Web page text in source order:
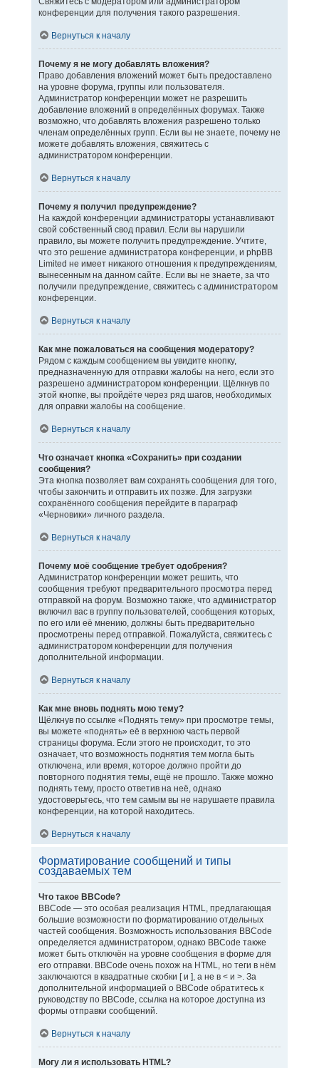
конференции для получения такого разрешения.
Вернуться к началу
Почему я не могу добавлять вложения?
Право добавления вложений может быть предоставлено
на уровне форума, группы или пользователя.
Администратор конференции может не разрешить
добавление вложений в определённых форумах. Также
возможно, что добавлять вложения разрешено только
членам определённых групп. Если вы не знаете, почему не
можете добавлять вложения, свяжитесь с
администратором конференции.
Вернуться к началу
Почему я получил предупреждение?
На каждой конференции администраторы устанавливают
свой собственный свод правил. Если вы нарушили
правило, вы можете получить предупреждение. Учтите,
что это решение администратора конференции, и phpBB
Limited не имеет никакого отношения к предупреждениям,
вынесенным на данном сайте. Если вы не знаете, за что
получили предупреждение, свяжитесь с администратором
конференции.
Вернуться к началу
Как мне пожаловаться на сообщения модератору?
Рядом с каждым сообщением вы увидите кнопку,
предназначенную для отправки жалобы на него, если это
разрешено администратором конференции. Щёлкнув по
этой кнопке, вы пройдёте через ряд шагов, необходимых
для оправки жалобы на сообщение.
Вернуться к началу
Что означает кнопка «Сохранить» при создании
сообщения?
Эта кнопка позволяет вам сохранять сообщения для того,
чтобы закончить и отправить их позже. Для загрузки
сохранённого сообщения перейдите в параграф
«Черновики» личного раздела.
Вернуться к началу
Почему моё сообщение требует одобрения?
Администратор конференции может решить, что
сообщения требуют предварительного просмотра перед
отправкой на форум. Возможно также, что администратор
включил вас в группу пользователей, сообщения которых,
по его или её мнению, должны быть предварительно
просмотрены перед отправкой. Пожалуйста, свяжитесь с
администратором конференции для получения
дополнительной информации.
Вернуться к началу
Как мне вновь поднять мою тему?
Щёлкнув по ссылке «Поднять тему» при просмотре темы,
вы можете «поднять» её в верхнюю часть первой
страницы форума. Если этого не происходит, то это
означает, что возможность поднятия тем могла быть
отключена, или время, которое должно пройти до
повторного поднятия темы, ещё не прошло. Также можно
поднять тему, просто ответив на неё, однако
удостоверьтесь, что тем самым вы не нарушаете правила
конференции, на которой находитесь.
Вернуться к началу
Форматирование сообщений и типы
создаваемых тем
Что такое BBCode?
BBCode — это особая реализация HTML, предлагающая
большие возможности по форматированию отдельных
частей сообщения. Возможность использования BBCode
определяется администратором, однако BBCode также
может быть отключён на уровне сообщения в форме для
его отправки. BBCode очень похож на HTML, но теги в нём
заключаются в квадратные скобки [ и ], а не в < и >. За
дополнительной информацией о BBCode обратитесь к
руководству по BBCode, ссылка на которое доступна из
формы отправки сообщений.
Вернуться к началу
Могу ли я использовать HTML?